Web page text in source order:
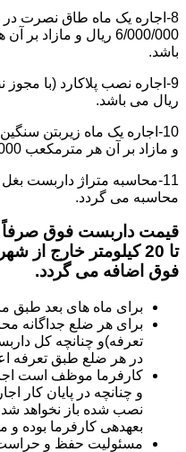
باشد.
ریال می باشد.
و مازاد بر آن هر مترمکعب 85/000 ریال می باشد.
11-محاسبه متراژ داربست
محاسبه می گردد.
قیمت داربست فوق
فوق اضافه می گردد.
برای ماه های بعد طبق
برای هر ضلع جداگانه
تعرفه)و چنانچه کل
در هر ضلع طبق تعرفه
کارفرما موظف است
و چنانچه در پایان کار
نصب شده باز نخواهد شد
بعهده­ی کارفرما بوده و
مسئولیت حفظ و حراست